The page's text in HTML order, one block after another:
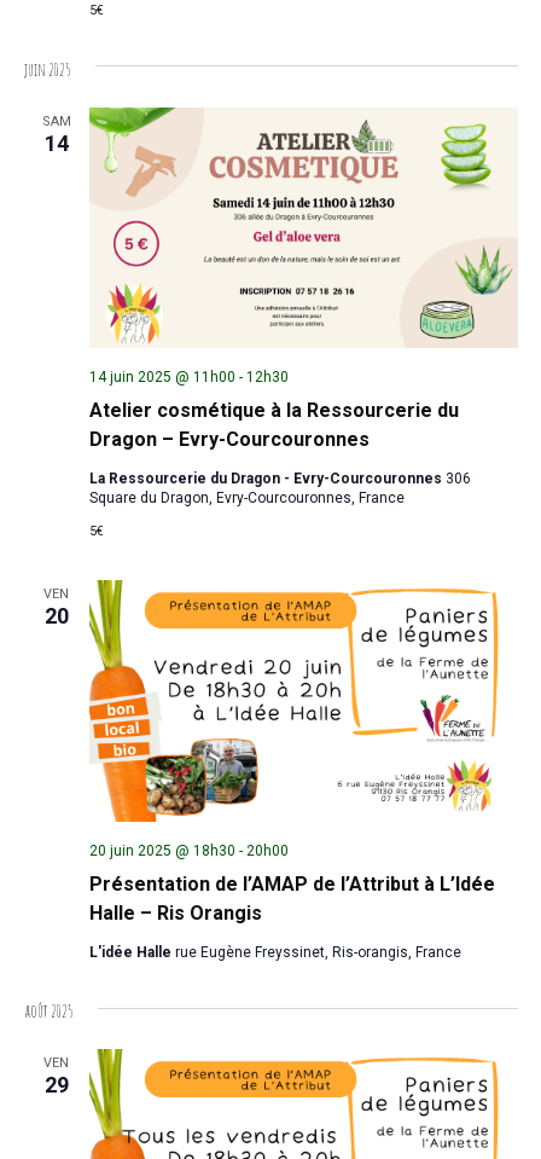
5€
juin 2025
SAM
14
Atelier cosmétique à la Ressourcerie du
Dragon – Evry-Courcouronnes
14 juin 2025 @ 11h00 - 12h30
La Ressourcerie du Dragon - Evry-Courcouronnes 306
Square du Dragon, Evry-Courcouronnes, France
5€
VEN
20
Présentation de l’AMAP de l’Attribut à L’Idée
Halle – Ris Orangis
20 juin 2025 @ 18h30 - 20h00
L'idée Halle rue Eugène Freyssinet, Ris-orangis, France
août 2025
VEN
29